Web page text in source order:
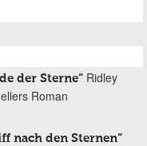
der Sterne“ Ridley
Roman
nach den Sternen“